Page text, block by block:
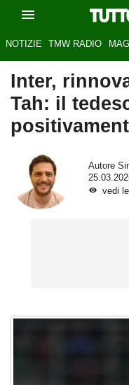
NOTIZIE TMW RADIO
Inter,
Tah: il
Autore
vedi